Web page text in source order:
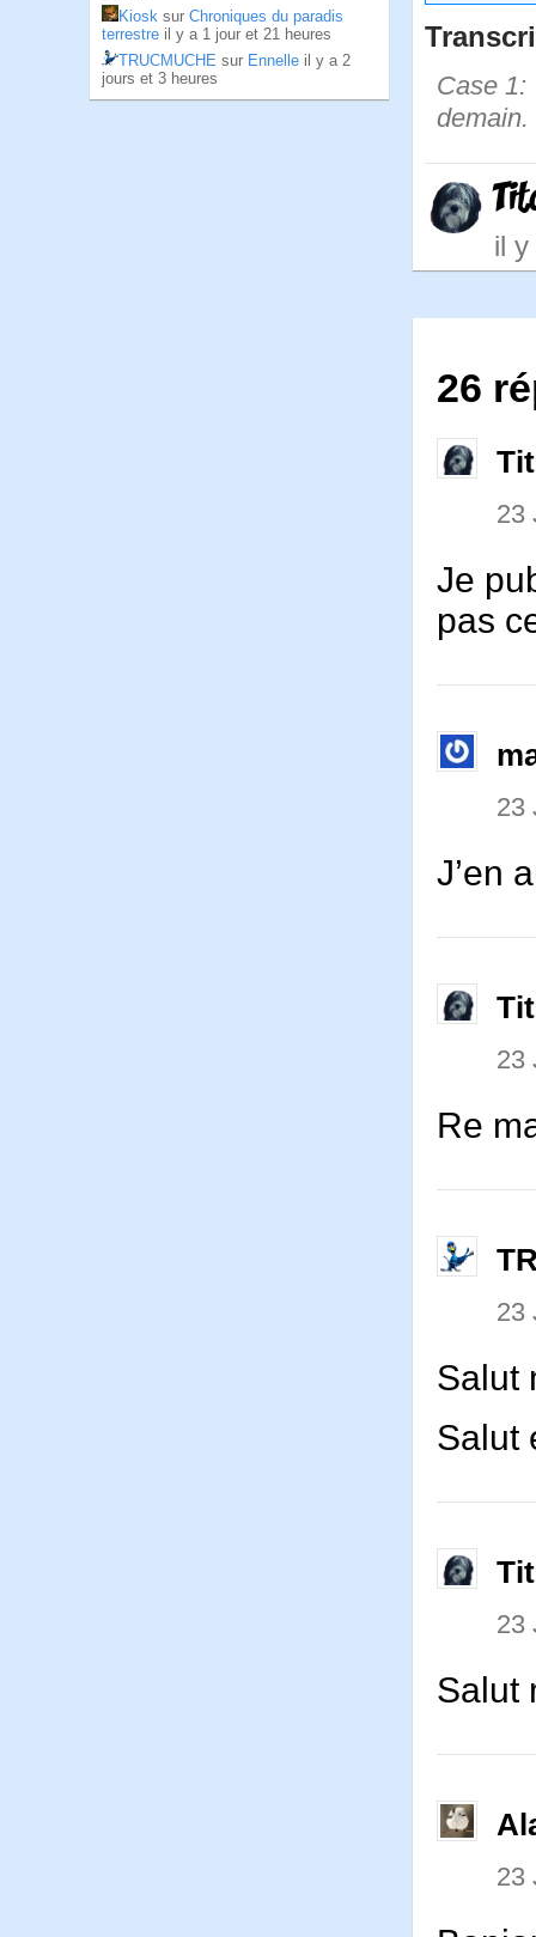
Kiosk sur Chroniques du paradis
terrestre il y a 1 jour et 21 heures
TRUCMUCHE sur Ennelle il y a 2
jours et 3 heures
Case 1:
demain.
il
26
23
Je
pas
23
J’en
23
Re
23
Salut
Salut
23
Salut
23